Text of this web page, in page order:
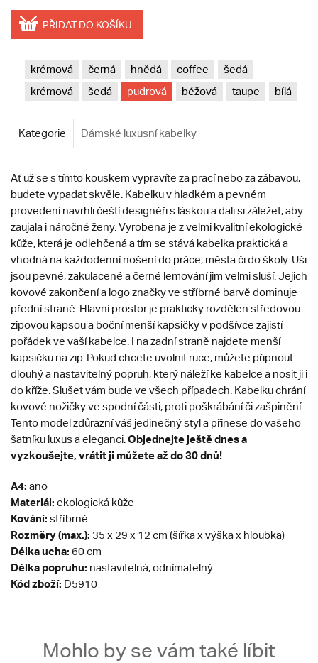
PŘIDAT DO KOŠÍKU
krémová černá hnědá coffee
šedá
krémová
šedá pudrová béžová taupe bílá
Kategorie Dámské luxusní kabelky
Ať už se s tímto kouskem vypravíte za prací nebo za zábavou,
budete vypadat skvěle. Kabelku v hladkém a pevném
provedení navrhli čeští designéři s láskou a dali si záležet, aby
zaujala i náročné ženy. Vyrobena je z velmi kvalitní ekologické
kůže, která je odlehčená a tím se stává kabelka praktická a
vhodná na každodenní nošení do práce, města či do školy. Uši
jsou pevné, zakulacené a černé lemování jim velmi sluší. Jejich
kovové zakončení a logo značky ve stříbrné barvě dominuje
přední straně. Hlavní prostor je prakticky rozdělen středovou
zipovou kapsou a boční menší kapsičky v podšívce zajistí
pořádek ve vaší kabelce. I na zadní straně najdete menší
kapsičku na zip. Pokud chcete uvolnit ruce, můžete připnout
dlouhý a nastavitelný popruh, který náleží ke kabelce a nosit ji i
do kříže. Slušet vám bude ve všech případech. Kabelku chrání
kovové nožičky ve spodní části, proti poškrábání či zašpinění.
Tento model zdůrazní váš jedinečný styl a přinese do vašeho
šatníku luxus a eleganci. Objednejte ještě dnes a
vyzkoušejte, vrátit ji můžete až do 30 dnů!
A4: ano
Materiál: ekologická kůže
Kování: stříbrné
Rozměry (max.): 35 x 29 x 12 cm (šířka x výška x hloubka)
Délka ucha: 60 cm
Délka popruhu: nastavitelná, odnímatelný
Kód zboží: D5910
Mohlo by se vám také líbit